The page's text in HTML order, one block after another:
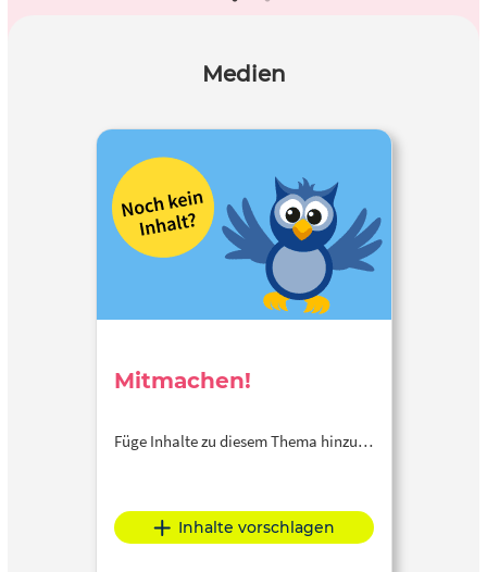
Medien
Mitmachen!
Füge Inhalte zu diesem Thema hinzu…
Inhalte vorschlagen